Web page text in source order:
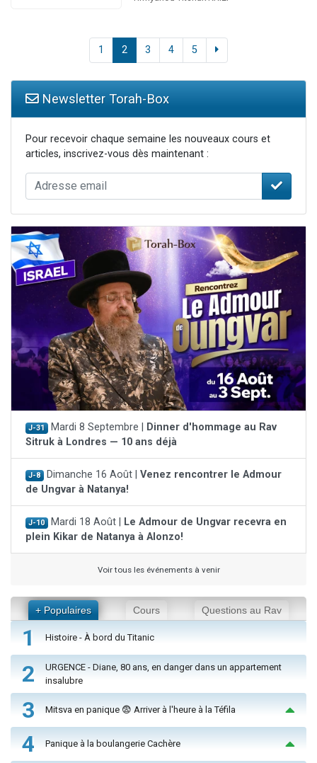
1 2 3 4 5
Newsletter Torah-Box
Pour recevoir chaque semaine les nouveaux cours et
articles, inscrivez-vous dès maintenant :
J-31 Mardi 8 Septembre |
Dinner d'hommage au Rav
Sitruk à Londres — 10 ans déjà
J-8 Dimanche 16 Août | Venez rencontrer le Admour
de Ungvar à Natanya!
J-10 Mardi 18 Août |
Le Admour de Ungvar recevra en
plein Kikar de Natanya à Alonzo!
Voir tous les événements à venir
+ Populaires Cours Questions au Rav
1 Histoire - À bord du Titanic
2
URGENCE - Diane, 80 ans, en danger dans un appartement
insalubre
3 Mitsva en panique 😨 Arriver à l'heure à la Téfila
4 Panique à la boulangerie Cachère